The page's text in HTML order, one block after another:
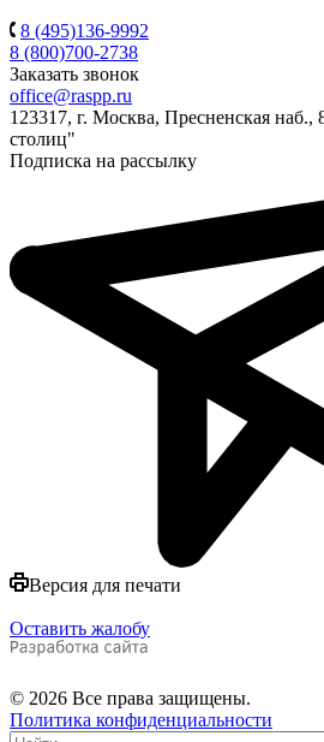
8 (495)136-9992
8 (800)700-2738
Заказать звонок
office@raspp.ru
123317, г. Москва, Пресненская
столиц"
Подписка на рассылку
Версия для печати
Оставить жалобу
© 2026 Все права защищены.
Политика конфиденциальности